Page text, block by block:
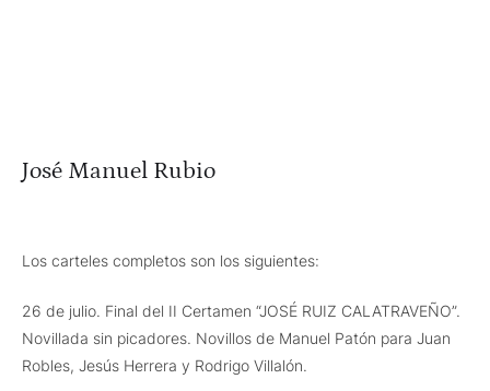
José Manuel Rubio
Los carteles completos son los siguientes:
26 de julio. Final del II Certamen “JOSÉ RUIZ CALATRAVEÑO”.
Novillada sin picadores. Novillos de Manuel Patón para Juan
Robles, Jesús Herrera y Rodrigo Villalón.